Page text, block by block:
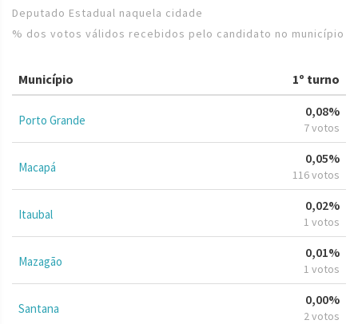
Deputado Estadual naquela cidade
% dos votos válidos recebidos pelo candidato no município
Município 1º turno
Porto Grande
0,08%
7 votos
Macapá
0,05%
116 votos
Itaubal
0,02%
1 votos
Mazagão
0,01%
1 votos
Santana
0,00%
2 votos